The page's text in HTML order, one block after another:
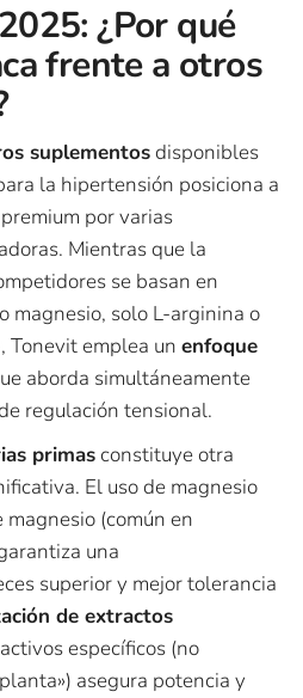
¿Por qué
frente a otros
suplementosdisponibles
la hipertensión posiciona a
por varias
Mientras que la
se basan en
magnesio, solo L-arginina o
Tonevit emplea un enfoque
aborda simultáneamente
regulación tensional.
primasconstituye otra
El uso de magnesio
(común en
una
superior y mejor tolerancia
de extractos
específicos (no
asegura potencia y